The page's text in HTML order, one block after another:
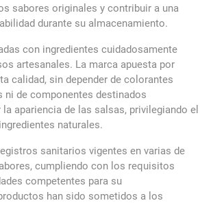
sabores originales y contribuir a una
durante su almacenamiento.
con ingredientes cuidadosamente
artesanales. La marca apuesta por
calidad, sin depender de colorantes
de componentes destinados
apariencia de las salsas, privilegiando el
naturales.
sanitarios vigentes en varias de
cumpliendo con los requisitos
competentes para su
han sido sometidos a los